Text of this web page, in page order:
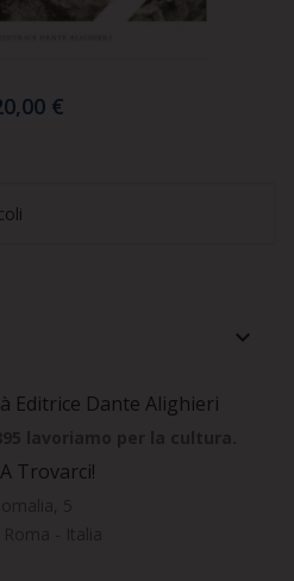
€
keyboard_arrow_down
Editrice Dante Alighieri
Trovarci!